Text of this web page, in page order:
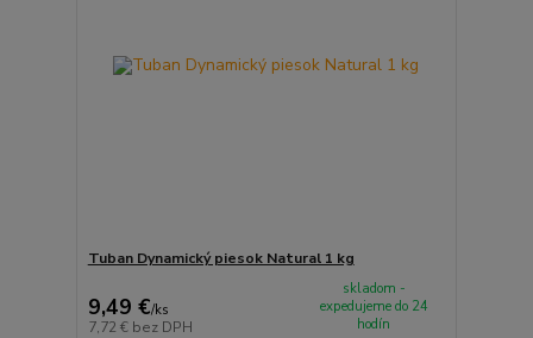
Tuban Dynamický piesok Natural 1 kg
9,49 €/ks
7,72 € bez DPH
skladom -
expedujeme do 24
hodín